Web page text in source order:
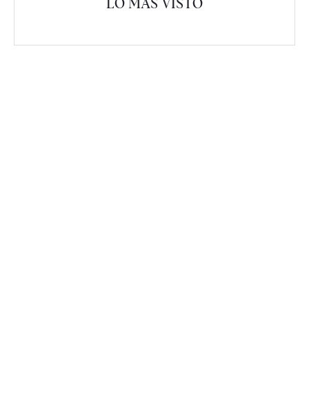
LO MÁS VISTO